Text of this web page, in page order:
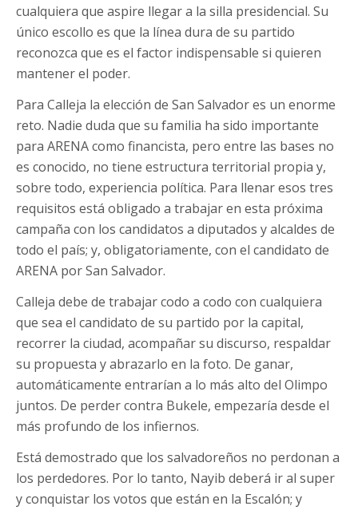
cualquiera que aspire llegar a la silla presidencial. Su
único escollo es que la línea dura de su partido
reconozca que es el factor indispensable si quieren
mantener el poder.
Para Calleja la elección de San Salvador es un enorme
reto. Nadie duda que su familia ha sido importante
para ARENA como financista, pero entre las bases no
es conocido, no tiene estructura territorial propia y,
sobre todo, experiencia política. Para llenar esos tres
requisitos está obligado a trabajar en esta próxima
campaña con los candidatos a diputados y alcaldes de
todo el país; y, obligatoriamente, con el candidato de
ARENA por San Salvador.
Calleja debe de trabajar codo a codo con cualquiera
que sea el candidato de su partido por la capital,
recorrer la ciudad, acompañar su discurso, respaldar
su propuesta y abrazarlo en la foto. De ganar,
automáticamente entrarían a lo más alto del Olimpo
juntos. De perder contra Bukele, empezaría desde el
más profundo de los infiernos.
Está demostrado que los salvadoreños no perdonan a
los perdedores. Por lo tanto, Nayib deberá ir al super
y conquistar los votos que están en la Escalón; y